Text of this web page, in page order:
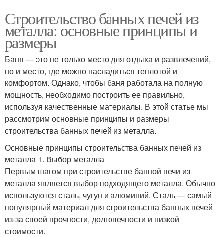
Строительство банных печей из
металла: основные принципы и
размеры
Баня — это не только место для отдыха и развлечений,
но и место, где можно насладиться теплотой и
комфортом. Однако, чтобы баня работала на полную
мощность, необходимо построить ее правильно,
используя качественные материалы. В этой статье мы
рассмотрим основные принципы и размеры
строительства банных печей из металла.
Основные принципы строительства банных печей из
металла 1. Выбор металла
Первым шагом при строительстве банной печи из
металла является выбор подходящего металла. Обычно
используются сталь, чугун и алюминий. Сталь — самый
популярный материал для строительства банных печей
из-за своей прочности, долговечности и низкой
стоимости.